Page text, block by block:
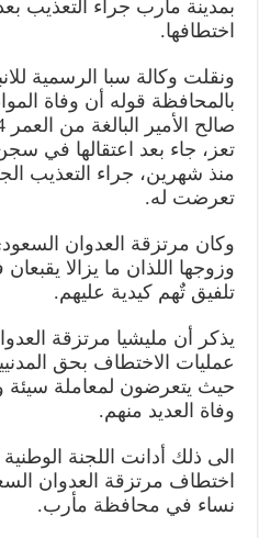
بمدينة مأرب جراء التعذيب
اختطافها.
ونقلت وكالة سبا الرسمية
بالمحافظة قوله أن وفاة
تعز، جاء بعد اعتقالها في
منذ شهرين، جراء التعذيب
تعرضت له.
وكان مرتزقة العدوان
وزوجها اللذان ما يزالا
تلفيق تٌهم كيدية عليهم.
يذكر أن مليشيا مرتزقة
عمليات الاختطاف بحق
حيث يتعرضون لمعاملة
وفاة العديد منهم.
الى ذلك أدانت اللجنة
اختطاف مرتزقة العدوان
نساء في محافظة مأرب.